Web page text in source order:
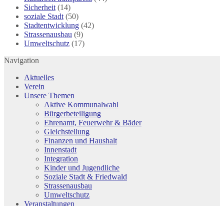
Sicherheit (14)
soziale Stadt (50)
Stadtentwicklung (42)
Strassenausbau (9)
Umweltschutz (17)
Navigation
Aktuelles
Verein
Unsere Themen
Aktive Kommunalwahl
Bürgerbeteiligung
Ehrenamt, Feuerwehr & Bäder
Gleichstellung
Finanzen und Haushalt
Innenstadt
Integration
Kinder und Jugendliche
Soziale Stadt & Friedwald
Strassenausbau
Umweltschutz
Veranstaltungen